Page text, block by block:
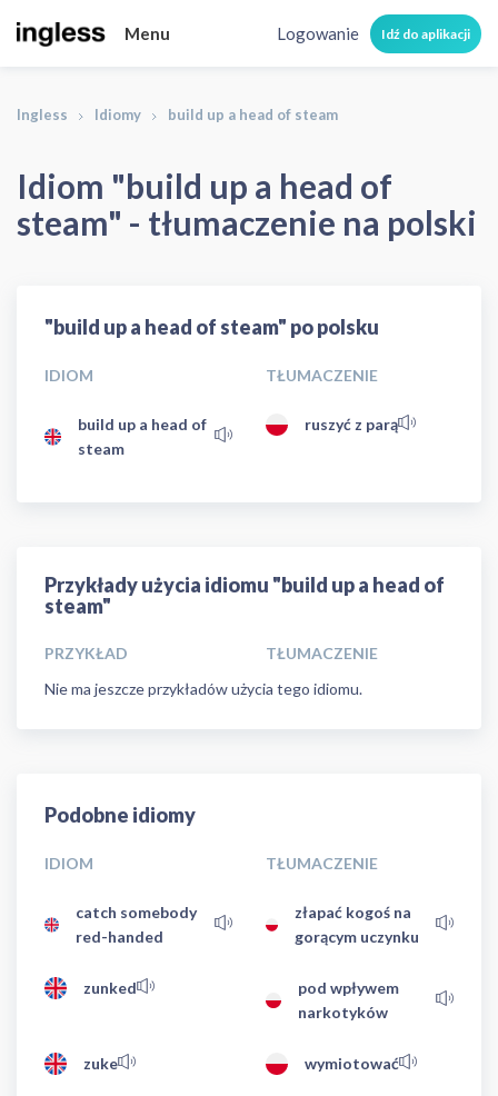
Menu Logowanie Idź do aplikacji
Ingless Idiomy build up a head of steam
Idiom "build up a head of
steam" - tłumaczenie na polski
"build up a head of steam" po polsku
IDIOM TŁUMACZENIE
build up a head of
steam
ruszyć z parą
Przykłady użycia idiomu "build up a head of
steam"
PRZYKŁAD
TŁUMACZENIE
Nie ma jeszcze przykładów użycia tego idiomu.
Podobne idiomy
IDIOM TŁUMACZENIE
catch somebody
red-handed
złapać kogoś na
gorącym uczynku
zunked
pod wpływem
narkotyków
zuke wymiotować